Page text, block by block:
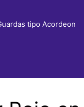
tipo Acordeon